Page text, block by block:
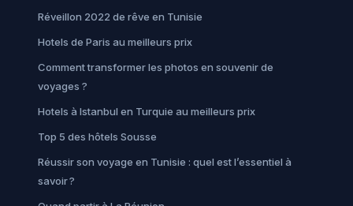
Réveillon 2022 de rêve en Tunisie
Hotels de Paris au meilleurs prix
Comment transformer les photos en souvenir de
voyages ?
Hotels à Istanbul en Turquie au meilleurs prix
Top 5 des hôtels Sousse
Réussir son voyage en Tunisie : quel est l’essentiel à
savoir ?